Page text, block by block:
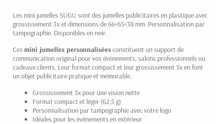
Les mini jumelles SUGU sont des jumelles publicitaires en plastique avec
grossissement 3x et dimensions de 66×65×38 mm. Personnalisation par
tampographie. Disponibles en noir.
Cesmini jumelles personnaliséesconstituent un support de
communication original pour vos événements, salons professionnels ou
cadeaux clients. Leur format compact et leur grossissement 3x en font
un objet publicitaire pratique et mémorable.
Grossissement 3x pour une vision nette
Format compact et léger (62,5 g)
Personnalisation par tampographie avec votre logo
Idéales pour les événements en extérieur